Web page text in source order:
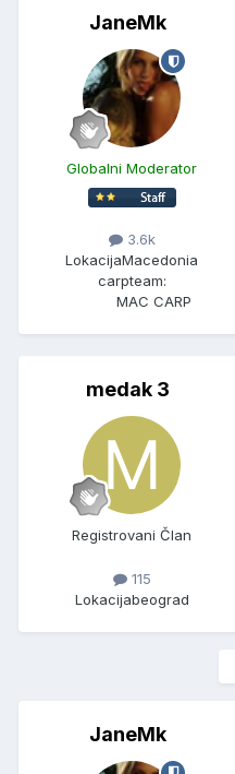
JaneMk
Globalni Moderator
3.6k
LokacijaMacedonia
carpteam:
MAC CARP
medak 3
Registrovani Član
115
Lokacijabeograd
JaneMk